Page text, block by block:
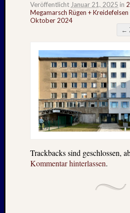
Veröffentlicht Januar 21, 2025 in
Megamarsch Rügen +
Oktober 2024
←
Trackbacks sind geschlossen,
Kommentar hinterlassen.